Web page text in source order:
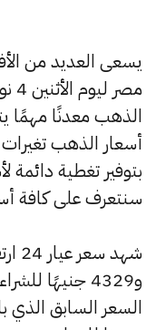
يسعى العديد من
الذهب معدنًا مهمًا
بتوفير تغطية دائمة
سنتعرف على كافة